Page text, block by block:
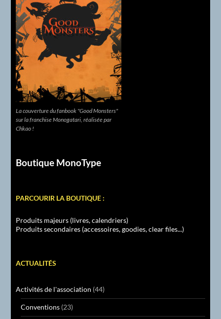
La couverture du fanbook "Good Monsters"
sur la franchise Monogatari, réalisée par
Chkao !
Boutique MonoType
PARCOURIR LA BOUTIQUE :
Produits majeurs (livres, calendriers)
Produits secondaires (accessoires, goodies, clear files...)
ACTUALITÉS
Activités de l'association (44)
Conventions (23)